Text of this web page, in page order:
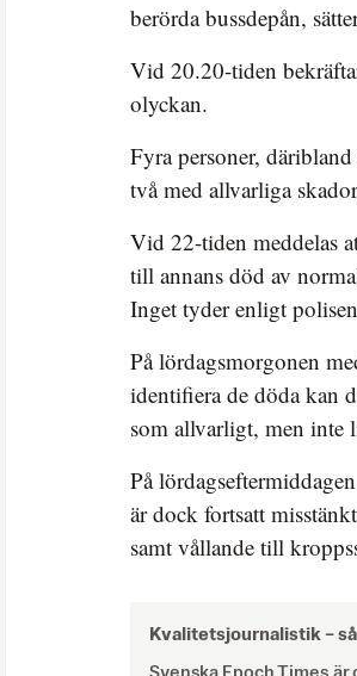
berörda bussdepån,
Vid 20.20-tiden
olyckan.
Fyra personer,
två med allvarliga
Vid 22-tiden meddelas
till annans död av
Inget tyder enligt
På lördagsmorgonen
identifiera de döda kan
som allvarligt, men inte
På
är dock fortsatt
samt vållande till
Kvalitetsjournalistik –